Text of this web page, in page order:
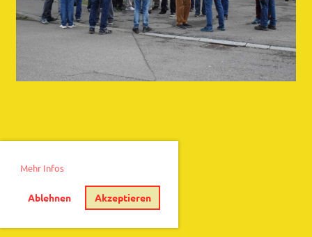
Mehr Infos
Ablehnen Akzeptieren